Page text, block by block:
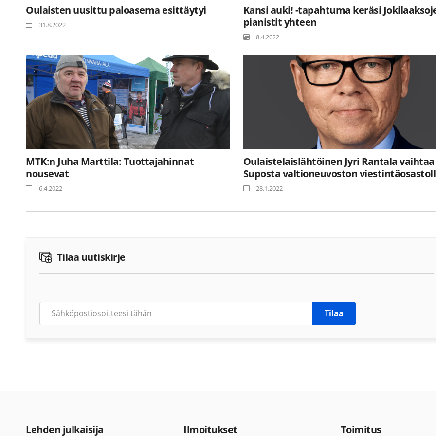
Oulaisten uusittu paloasema esittäytyi
31.8.2022
Kansi auki! -tapahtuma keräsi
pianistit yhteen
8.4.2022
MTK:n Juha Marttila: Tuottajahinnat
nousevat
6.4.2022
Oulaistelaislähtöinen Jyri Rantala vaihtaa
Suposta valtioneuvoston
28.1.2022
Tilaa uutiskirje
Tilaa
Lehden julkaisija Ilmoitukset Toimitus